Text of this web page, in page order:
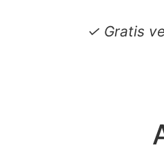
✓ Gratis